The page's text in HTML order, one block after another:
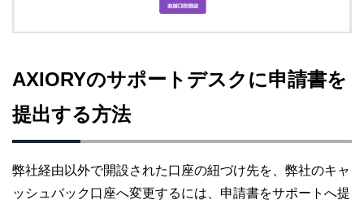
AXIORYのサポートデスクに申請書を
提出する方法
弊社経由以外で開設された口座の紐づけ先を、弊社のキャ
ッシュバック口座へ変更するには、申請書をサポートへ提